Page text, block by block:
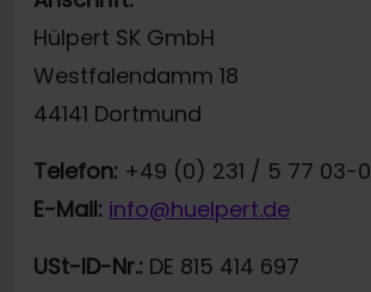
Hülpert SK GmbH
Westfalendamm 18
44141 Dortmund
Telefon: +49 (0) 231 / 5 77 03-0
E-Mail: info@huelpert.de
USt-ID-Nr.: DE 815 414 697